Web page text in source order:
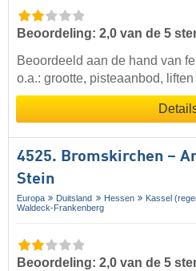
Beoordeling: 2,0 van de 5
Beoordeeld aan de hand van
o.a.: grootte, pisteaanbod, liften
4525. Bromskirchen –
Stein
Europa Duitsland Hessen
Kassel
Waldeck-Frankenberg
Beoordeling: 2,0 van de 5